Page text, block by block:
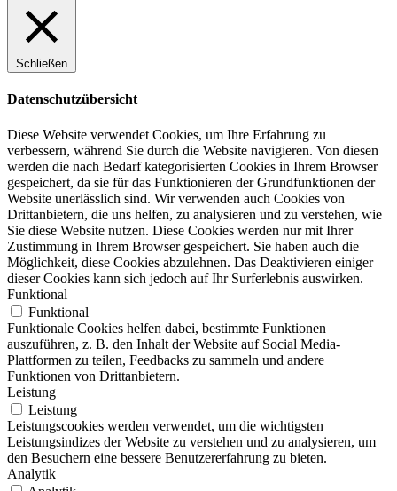
Schließen
Datenschutzübersicht
Diese Website verwendet Cookies, um Ihre Erfahrung zu
verbessern, während Sie durch die Website navigieren. Von diesen
werden die nach Bedarf kategorisierten Cookies in Ihrem Browser
gespeichert, da sie für das Funktionieren der Grundfunktionen der
Website unerlässlich sind. Wir verwenden auch Cookies von
Drittanbietern, die uns helfen, zu analysieren und zu verstehen, wie
Sie diese Website nutzen. Diese Cookies werden nur mit Ihrer
Zustimmung in Ihrem Browser gespeichert. Sie haben auch die
Möglichkeit, diese Cookies abzulehnen. Das Deaktivieren einiger
dieser Cookies kann sich jedoch auf Ihr Surferlebnis auswirken.
Funktional
Funktional
Funktionale Cookies helfen dabei, bestimmte Funktionen
auszuführen, z. B. den Inhalt der Website auf Social Media-
Plattformen zu teilen, Feedbacks zu sammeln und andere
Funktionen von Drittanbietern.
Leistung
Leistung
Leistungscookies werden verwendet, um die wichtigsten
Leistungsindizes der Website zu verstehen und zu analysieren, um
den Besuchern eine bessere Benutzererfahrung zu bieten.
Analytik